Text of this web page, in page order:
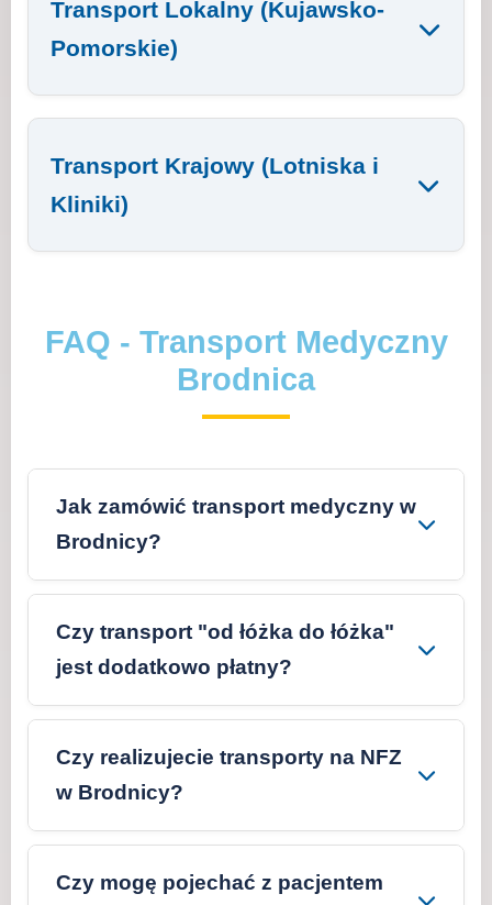
Transport Lokalny (Kujawsko-
Pomorskie)
Transport Krajowy (Lotniska i
Kliniki)
FAQ - Transport Medyczny
Brodnica
Jak zamówić transport medyczny w
Brodnicy?
Czy transport "od łóżka do łóżka"
jest dodatkowo płatny?
Czy realizujecie transporty na NFZ
w Brodnicy?
Czy mogę pojechać z pacjentem